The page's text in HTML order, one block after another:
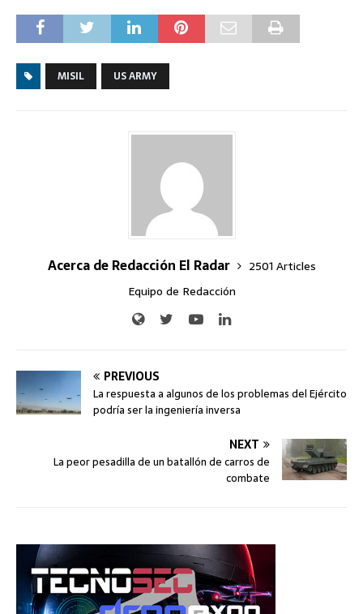
MISIL US ARMY
Acerca de Redacción El Radar
2501 Articles
Equipo de Redacción
PREVIOUS
La respuesta a algunos de los problemas del Ejército
podría ser la ingeniería inversa
NEXT
La peor pesadilla de un batallón de carros de
combate